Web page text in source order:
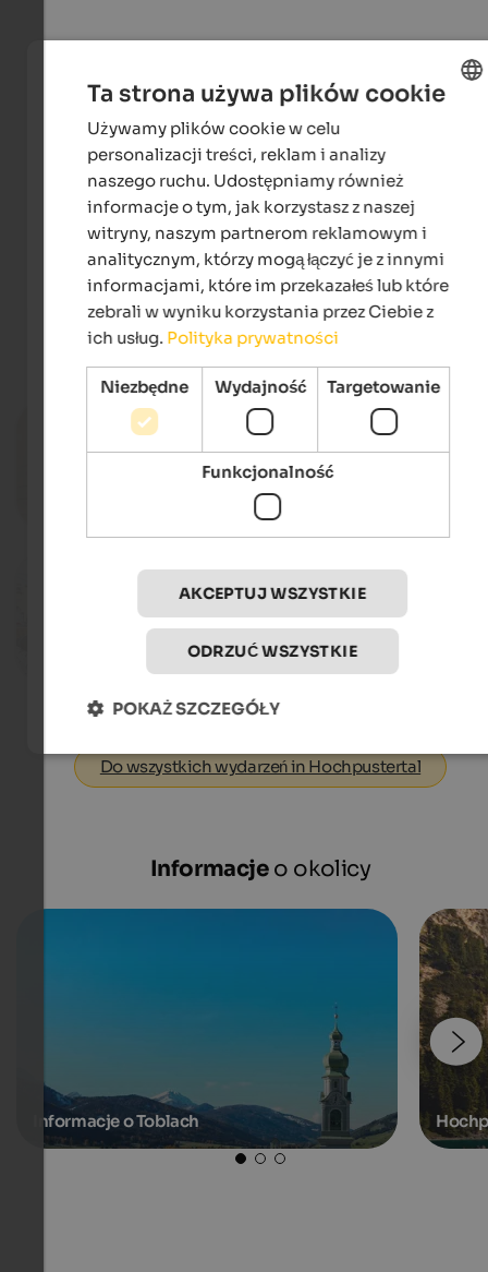
Winter Night Run
Wydarzeniain Hochpustertal
14.07. - 18.08.2026
Dolomiti Ranger
Toblach & environs - Toblach
09.08.2026, 29.08.2026, …
Event Market SelberGMOCHT
St. Michael - Eppan an der Weinstraße
Do
Do wszystkich wydarzeń in Hochpustertal
Informacjeo okolicy
Informacje o Toblach
Ta strona używa plików cookie
Używamy plików cookie w celu
personalizacji treści, reklam i analizy
naszego ruchu. Udostępniamy również
informacje o tym, jak korzystasz z naszej
witryny, naszym partnerom reklamowym i
analitycznym, którzy mogą łączyć je z innymi
informacjami, które im przekazałeś lub które
zebrali w wyniku korzystania przez Ciebie z
ich usług. Polityka prywatności
Niezbędne Wydajność Targetowanie
Funkcjonalność
AKCEPTUJ WSZYSTKIE
ODRZUĆ WSZYSTKIE
POKAŻ SZCZEGÓŁY